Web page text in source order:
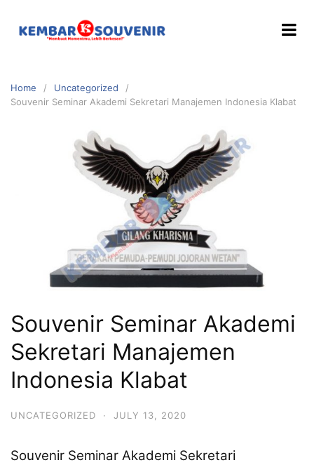
Home
Uncategorized
Souvenir Seminar Akademi Sekretari Manajemen Indonesia Klabat
Souvenir Seminar Akademi
Sekretari Manajemen
Indonesia Klabat
UNCATEGORIZED · JULY 13, 2020
Souvenir Seminar Akademi Sekretari